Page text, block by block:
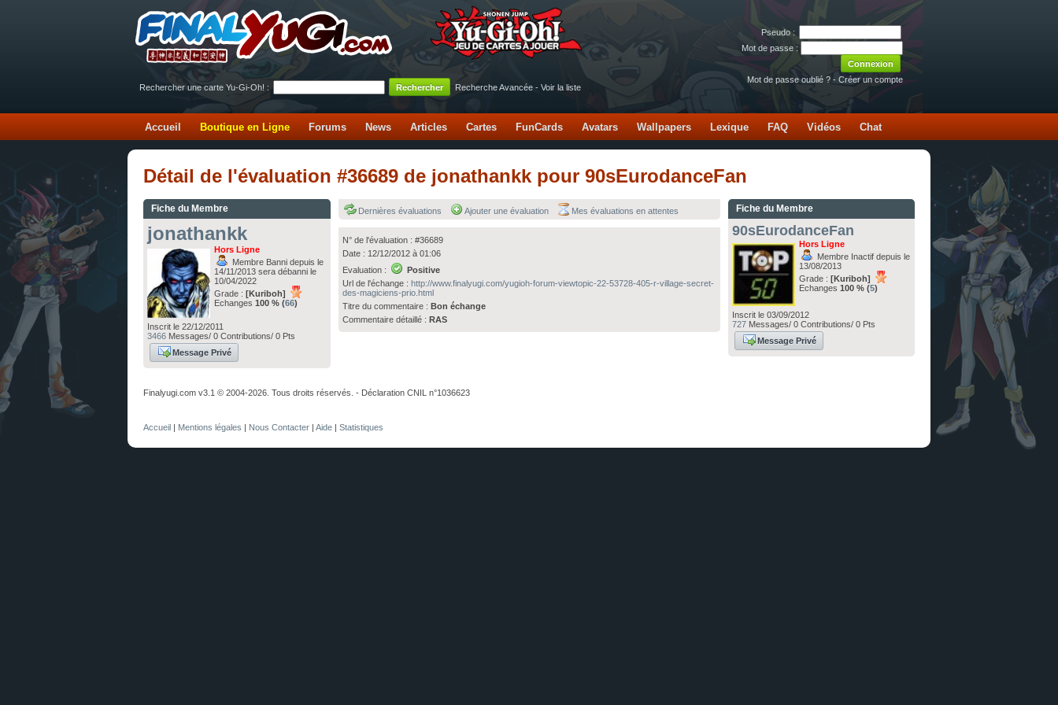
Pseudo :
Mot de passe :
Mot de passe oublié ? - Créer un compte
Rechercher une carte Yu-Gi-Oh! :
Recherche Avancée - Voir la liste
Accueil Boutique en Ligne Forums News Articles Cartes FunCards Avatars Wallpapers Lexique FAQ Vidéos Chat
Détail de l'évaluation #36689 de jonathankk pour 90sEurodanceFan
Fiche du Membre
jonathankk
Hors Ligne
Membre Banni depuis le
14/11/2013 sera débanni le
10/04/2022
Grade : [Kuriboh]
Echanges 100 % (66)
Inscrit le 22/12/2011
3466 Messages/ 0 Contributions/ 0 Pts
Message Privé
Dernières évaluations Ajouter une évaluation Mes évaluations en attentes
N° de l'évaluation : #36689
Date : 12/12/2012 à 01:06
Evaluation :
Positive
Url de l'échange : http://www.finalyugi.com/yugioh-forum-viewtopic-22-53728-405-r-village-secret-
des-magiciens-prio.html
Titre du commentaire : Bon échange
Commentaire détaillé : RAS
Fiche du Membre
90sEurodanceFan
Hors Ligne
Membre Inactif depuis le
13/08/2013
Grade : [Kuriboh]
Echanges 100 % (5)
Inscrit le 03/09/2012
727Messages/ 0 Contributions/ 0 Pts
Message Privé
Finalyugi.com v3.1 © 2004-2026. Tous droits réservés. - Déclaration CNIL n°1036623
Accueil Mentions légales Nous Contacter Aide Statistiques